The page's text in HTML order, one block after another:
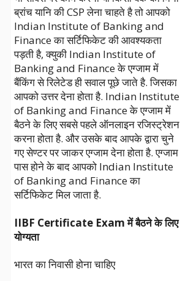
ब्रांच यानि की CSP लेना चाहते है तो आपको
Indian Institute of Banking and
Finance का सर्टिफिकेट की आवश्यकता
पड़ती है, क्युकी Indian Institute of
Banking and Finance के एग्जाम में
बैंकिंग से रिलेटेड ही सवाल पूछे जाते है. जिसका
आपको उत्तर देना होता है. Indian Institute
of Banking and Finance के एग्जाम में
बैठने के लिए सबसे पहले ऑनलाइन रजिस्ट्रेशन
करना होता है. और उसके बाद आपके द्वारा चुने
गए सेण्टर पर जाकर एग्जाम देना होता है. एग्जाम
पास होने के बाद आपको Indian Institute
of Banking and Finance का
सर्टिफिकेट मिल जाता है.
IIBF Certificate Exam में बैठने के लिए
योग्यता
भारत का निवासी होना चाहिए